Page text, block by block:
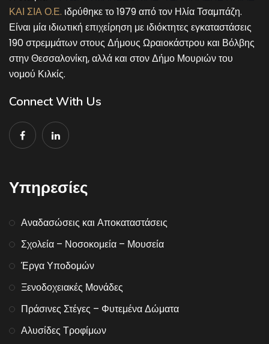
ΚΑΙ ΣΙΑ Ο.Ε. ιδρύθηκε το 1979 από τον Ηλία Τσαμπάζη.
Είναι μία ιδιωτική επιχείρηση με ιδιόκτητες εγκαταστάσεις
190 στρεμμάτων στους Δήμους Ωραιοκάστρου και Βόλβης
στην Θεσσαλονίκη, αλλά και στον Δήμο Μουριών του
νομού Κιλκίς.
Connect With Us
Υπηρεσίες
Αναδασώσεις και Αποκαταστάσεις
Σχολεία – Νοσοκομεία – Μουσεία
Έργα Υποδομών
Ξενοδοχειακές Μονάδες
Πράσινες Στέγες – Φυτεμένα Δώματα
Αλυσίδες Τροφίμων